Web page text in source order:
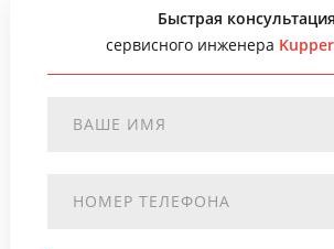
Быстрая консультация
сервисного инженера